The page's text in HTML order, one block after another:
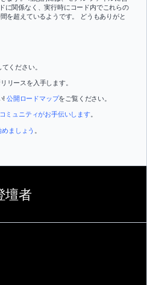
に関係なく、実行時にコード内でこれらの
を超えているようです。 どうもありがと
ください。
リースを入手します。
! 公開ロードマップをご覧ください。
ミュニティがお手伝いします。
めましょう
壇者